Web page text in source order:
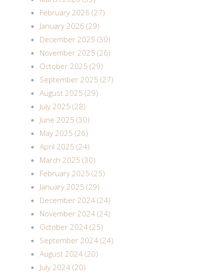
February 2026 (27)
January 2026 (29)
December 2025 (30)
November 2025 (26)
October 2025 (29)
September 2025 (27)
August 2025 (29)
July 2025 (28)
June 2025 (30)
May 2025 (26)
April 2025 (24)
March 2025 (30)
February 2025 (25)
January 2025 (29)
December 2024 (24)
November 2024 (24)
October 2024 (25)
September 2024 (24)
August 2024 (20)
July 2024 (20)